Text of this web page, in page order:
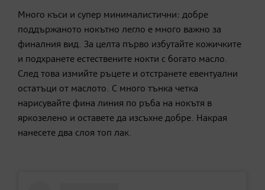
Много къси и супер минималистични: добре
поддържаното нокътно легло е много важно за
финалния вид. За целта първо избутайте кожичките
и подхранете естествените нокти с богато масло.
След това измийте ръцете и отстранете евентуални
остатъци от маслото. С много тънка четка
нарисувайте фина линия по ръба на нокътя в
яркозелено и оставете да изсъхне добре. Накрая
нанесете два слоя топ лак.